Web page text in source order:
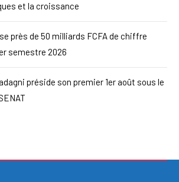
et la croissance
près de 50 milliards FCFA de chiffre
semestre 2026
préside son premier 1er août sous le